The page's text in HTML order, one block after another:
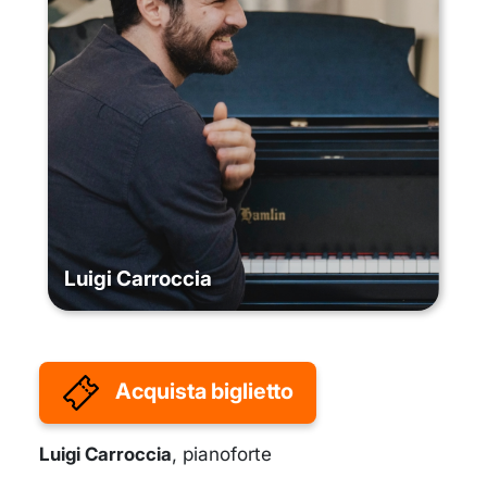
Luigi Carroccia
Acquista biglietto
Luigi Carroccia, pianoforte